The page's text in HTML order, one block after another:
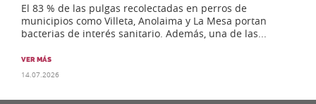
El 83 % de las pulgas recolectadas en perros de
municipios como Villeta, Anolaima y La Mesa portan
bacterias de interés sanitario. Además, una de las...
VER MÁS
14.07.2026